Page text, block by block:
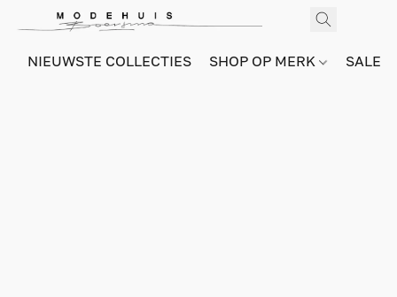
NIEUWSTE COLLECTIES SHOP OP MERK SALE